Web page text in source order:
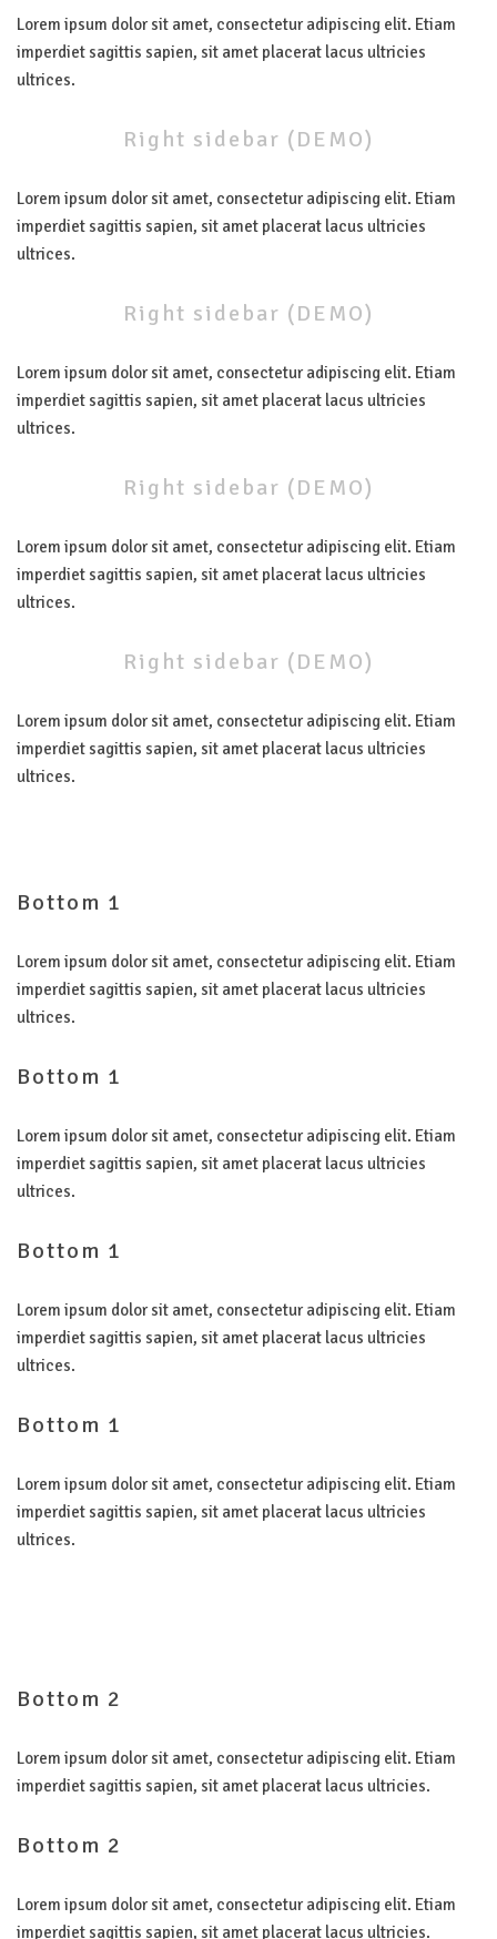
Lorem ipsum dolor sit amet, consectetur adipiscing elit. Etiam
imperdiet sagittis sapien, sit amet placerat lacus ultricies
ultrices.
Right sidebar (DEMO)
Lorem ipsum dolor sit amet, consectetur adipiscing elit. Etiam
imperdiet sagittis sapien, sit amet placerat lacus ultricies
ultrices.
Right sidebar (DEMO)
Lorem ipsum dolor sit amet, consectetur adipiscing elit. Etiam
imperdiet sagittis sapien, sit amet placerat lacus ultricies
ultrices.
Right sidebar (DEMO)
Lorem ipsum dolor sit amet, consectetur adipiscing elit. Etiam
imperdiet sagittis sapien, sit amet placerat lacus ultricies
ultrices.
Right sidebar (DEMO)
Lorem ipsum dolor sit amet, consectetur adipiscing elit. Etiam
imperdiet sagittis sapien, sit amet placerat lacus ultricies
ultrices.
Bottom 1
Lorem ipsum dolor sit amet, consectetur adipiscing elit. Etiam
imperdiet sagittis sapien, sit amet placerat lacus ultricies
ultrices.
Bottom 1
Lorem ipsum dolor sit amet, consectetur adipiscing elit. Etiam
imperdiet sagittis sapien, sit amet placerat lacus ultricies
ultrices.
Bottom 1
Lorem ipsum dolor sit amet, consectetur adipiscing elit. Etiam
imperdiet sagittis sapien, sit amet placerat lacus ultricies
ultrices.
Bottom 1
Lorem ipsum dolor sit amet, consectetur adipiscing elit. Etiam
imperdiet sagittis sapien, sit amet placerat lacus ultricies
ultrices.
Bottom 2
Lorem ipsum dolor sit amet, consectetur adipiscing elit. Etiam
imperdiet sagittis sapien, sit amet placerat lacus ultricies.
Bottom 2
Lorem ipsum dolor sit amet, consectetur adipiscing elit. Etiam
imperdiet sagittis sapien, sit amet placerat lacus ultricies.